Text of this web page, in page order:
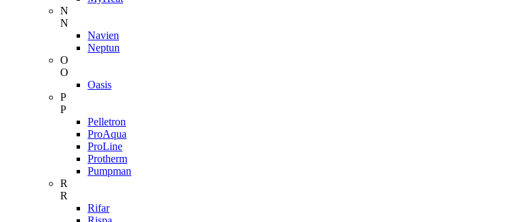
N
N
Navien
Neptun
O
O
Oasis
P
P
Pelletron
ProAqua
ProLine
Protherm
Pumpman
R
R
Rifar